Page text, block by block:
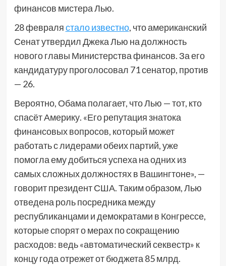
финансов мистера Лью.
28 февралястало известно, что американский
Сенат утвердил Джека Лью на должность
нового главы Министерства финансов. За его
кандидатуру проголосовал 71 сенатор, против
— 26.
Вероятно, Обама полагает, что Лью — тот, кто
спасёт Америку. «Его репутация знатока
финансовых вопросов, который может
работать с лидерами обеих партий, уже
помогла ему добиться успеха на одних из
самых сложных должностях в Вашингтоне», —
говорит президент США. Таким образом, Лью
отведена роль посредника между
республиканцами и демократами в Конгрессе,
которые спорят о мерах по сокращению
расходов: ведь «автоматический секвестр» к
концу года отрежет от бюджета 85 млрд.